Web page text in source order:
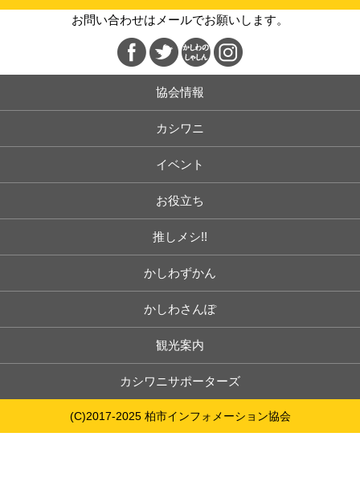
お問い合わせはメールでお願いします。
協会情報
カシワニ
イベント
お役立ち
推しメシ!!
かしわずかん
かしわさんぽ
観光案内
カシワニサポーターズ
(C)2017-2025 柏市インフォメーション協会